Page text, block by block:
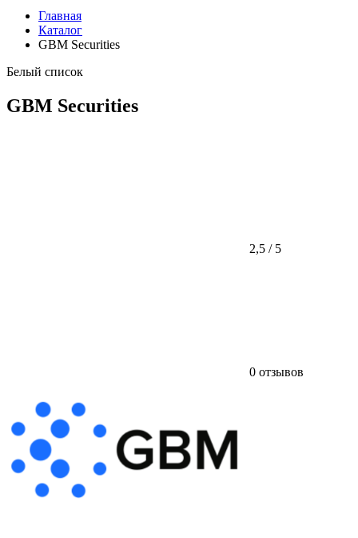
Главная
Каталог
GBM Securities
Белый список
GBM Securities
2,5 / 5
0 отзывов